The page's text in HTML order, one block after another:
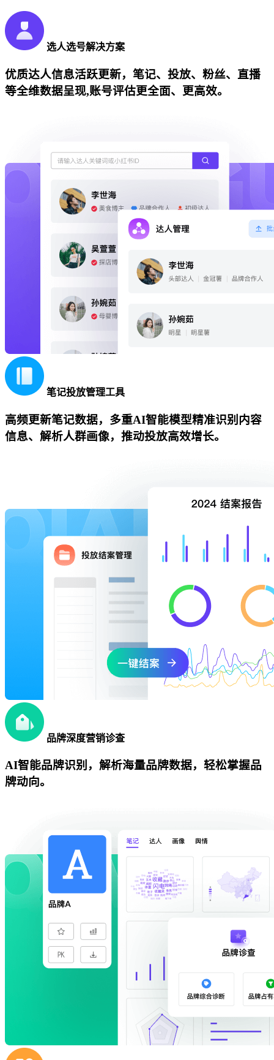
选人选号解决方案
优质达人信息活跃更新，笔记、投放、粉丝、直播
等全维数据呈现,账号评估更全面、更高效。
笔记投放管理工具
高频更新笔记数据，多重AI智能模型精准识别内容
信息、解析人群画像，推动投放高效增长。
品牌深度营销诊查
AI智能品牌识别，解析海量品牌数据，轻松掌握品
牌动向。